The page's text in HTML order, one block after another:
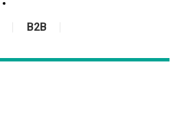
B2B